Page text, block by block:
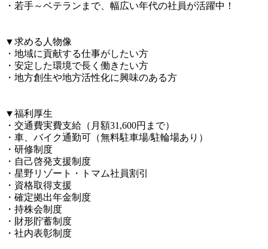
・若手～ベテランまで、幅広い年代の社員が活躍中！
▼求める人物像
・地域に貢献する仕事がしたい方
・安定した環境で長く働きたい方
・地方創生や地方活性化に興味のある方
▼福利厚生
・交通費実費支給（月額31,600円まで）
・車、バイク通勤可（無料駐車場/駐輪場あり）
・研修制度
・自己啓発支援制度
・星野リゾート・トマム社員割引
・資格取得支援
・確定拠出年金制度
・持株会制度
・財形貯蓄制度
・社内表彰制度